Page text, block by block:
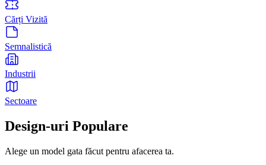
Cărți Vizită
Semnalistică
Industrii
Sectoare
Design-uri Populare
Alege un model gata făcut pentru afacerea ta.